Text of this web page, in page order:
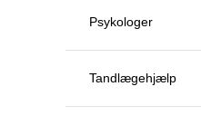
Psykologer
Tandlægehjælp